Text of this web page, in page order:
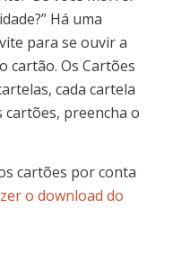
Há uma
para se ouvir a
cartão. Os Cartões
cada cartela
cartões, preencha o
cartões por conta
o download do